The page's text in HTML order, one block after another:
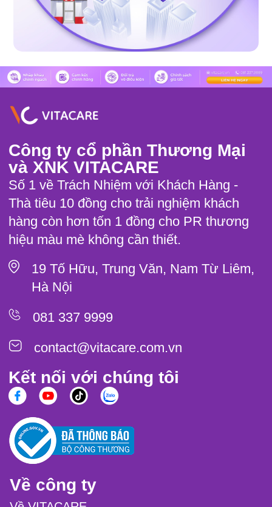
Công ty cổ phần Thương Mại
và XNK VITACARE
Số 1 về Trách Nhiệm với Khách Hàng -
Thà tiêu 10 đồng cho trải nghiệm khách
hàng còn hơn tốn 1 đồng cho PR thương
hiệu màu mè không cần thiết.
19 Tố Hữu, Trung Văn, Nam Từ Liêm,
Hà Nội
081 337 9999
contact@vitacare.com.vn
Kết nối với chúng tôi
Về công ty